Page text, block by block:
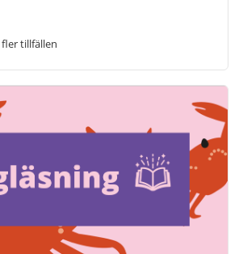
tillfällen